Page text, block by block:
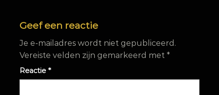
Geef een reactie
Je e-mailadres wordt niet gepubliceerd.
Vereiste velden zijn gemarkeerd met *
Reactie *